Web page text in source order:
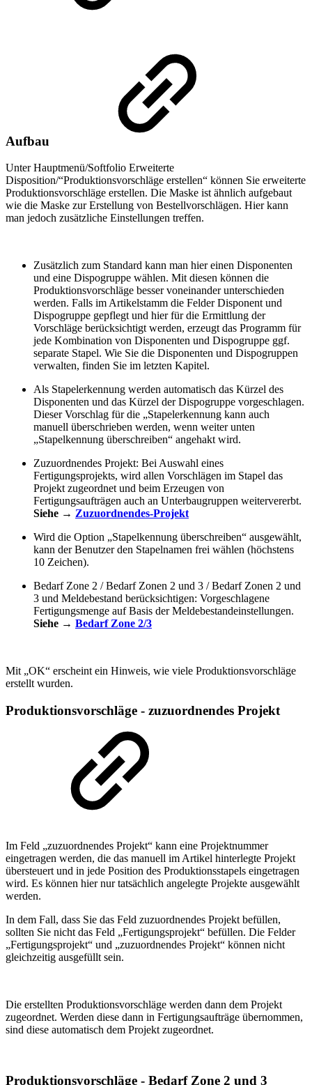
Aufbau
Unter Hauptmenü/Softfolio Erweiterte
Disposition/“Produktionsvorschläge erstellen“ können Sie erweiterte
Produktionsvorschläge erstellen. Die Maske ist ähnlich aufgebaut
wie die Maske zur Erstellung von Bestellvorschlägen. Hier kann
man jedoch zusätzliche Einstellungen treffen.
Zusätzlich zum Standard kann man hier einen Disponenten
und eine Dispogruppe wählen. Mit diesen können die
Produktionsvorschläge besser voneinander unterschieden
werden. Falls im Artikelstamm die Felder Disponent und
Dispogruppe gepflegt und hier für die Ermittlung der
Vorschläge berücksichtigt werden, erzeugt das Programm für
jede Kombination von Disponenten und Dispogruppe ggf.
separate Stapel. Wie Sie die Disponenten und Dispogruppen
verwalten, finden Sie im letzten Kapitel.
Als Stapelerkennung werden automatisch das Kürzel des
Disponenten und das Kürzel der Dispogruppe vorgeschlagen.
Dieser Vorschlag für die „Stapelerkennung kann auch
manuell überschrieben werden, wenn weiter unten
„Stapelkennung überschreiben“ angehakt wird.
Zuzuordnendes Projekt: Bei Auswahl eines
Fertigungsprojekts, wird allen Vorschlägen im Stapel das
Projekt zugeordnet und beim Erzeugen von
Fertigungsaufträgen auch an Unterbaugruppen weitervererbt.
Siehe → Zuzuordnendes-Projekt
Wird die Option „Stapelkennung überschreiben“ ausgewählt,
kann der Benutzer den Stapelnamen frei wählen (höchstens
10 Zeichen).
Bedarf Zone 2 / Bedarf Zonen 2 und 3 / Bedarf Zonen 2 und
3 und Meldebestand berücksichtigen: Vorgeschlagene
Fertigungsmenge auf Basis der Meldebestandeinstellungen.
Siehe → Bedarf Zone 2/3
Mit „OK“ erscheint ein Hinweis, wie viele Produktionsvorschläge
erstellt wurden.
Produktionsvorschläge - zuzuordnendes Projekt
Im Feld „zuzuordnendes Projekt“ kann eine Projektnummer
eingetragen werden, die das manuell im Artikel hinterlegte Projekt
übersteuert und in jede Position des Produktionsstapels eingetragen
wird. Es können hier nur tatsächlich angelegte Projekte ausgewählt
werden.
In dem Fall, dass Sie das Feld zuzuordnendes Projekt befüllen,
sollten Sie nicht das Feld „Fertigungsprojekt“ befüllen. Die Felder
„Fertigungsprojekt“ und „zuzuordnendes Projekt“ können nicht
gleichzeitig ausgefüllt sein.
Die erstellten Produktionsvorschläge werden dann dem Projekt
zugeordnet. Werden diese dann in Fertigungsaufträge übernommen,
sind diese automatisch dem Projekt zugeordnet.
Produktionsvorschläge - Bedarf Zone 2 und 3